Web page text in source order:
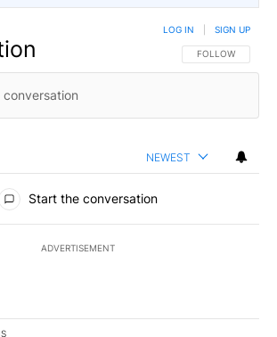
FOLLOW THIS
FOLLOW
LOG IN SIGN UP
NEWEST
Start the conversation
ADVERTISEMENT